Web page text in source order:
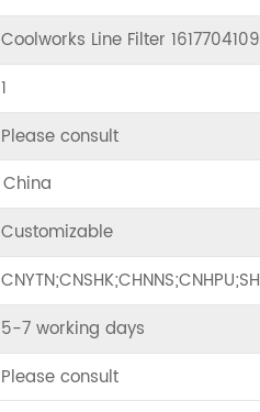
Coolworks Line Filter 1617704109
1
Please consult
China
Customizable
5-7 working days
Please consult